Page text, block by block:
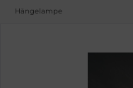
Hängelampe